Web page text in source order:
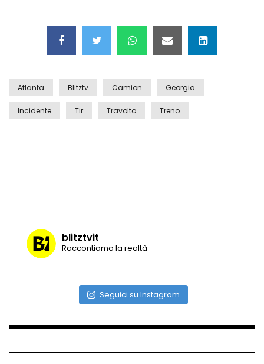
Grattacielo crolla per un incendio
attimi di paura
Atlanta Blitztv Camion Georgia
Incidente Tir Travolto Treno
blitztvit
Raccontiamo la realtà
Seguici su Instagram